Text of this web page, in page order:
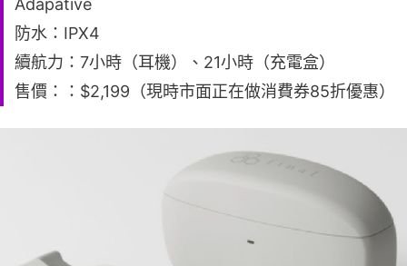
Adapative
防水：IPX4
續航力：7小時（耳機）、21小時（充電盒）
售價：：$2,199（現時市面正在做消費券85折優惠）